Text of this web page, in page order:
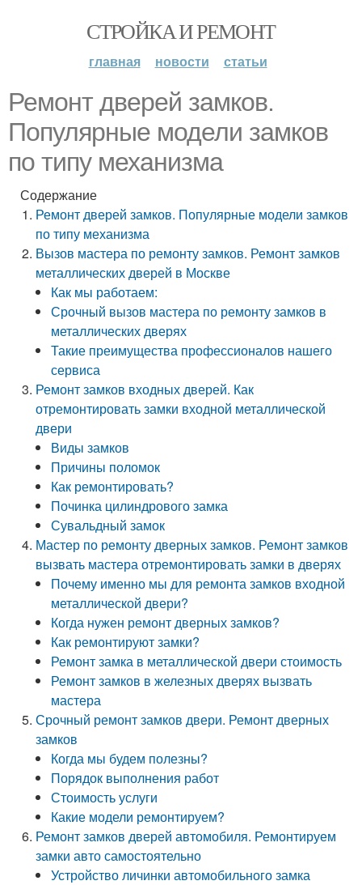
СТРОЙКА И РЕМОНТ
главная новости статьи
Ремонт дверей замков.
Популярные модели замков
по типу механизма
Содержание
Ремонт дверей замков. Популярные модели замков
по типу механизма
Вызов мастера по ремонту замков. Ремонт замков
металлических дверей в Москве
Как мы работаем:
Срочный вызов мастера по ремонту замков в
металлических дверях
Такие преимущества профессионалов нашего
сервиса
Ремонт замков входных дверей. Как
отремонтировать замки входной металлической
двери
Виды замков
Причины поломок
Как ремонтировать?
Починка цилиндрового замка
Сувальдный замок
Мастер по ремонту дверных замков. Ремонт замков
вызвать мастера отремонтировать замки в дверях
Почему именно мы для ремонта замков входной
металлической двери?
Когда нужен ремонт дверных замков?
Как ремонтируют замки?
Ремонт замка в металлической двери стоимость
Ремонт замков в железных дверях вызвать
мастера
Срочный ремонт замков двери. Ремонт дверных
замков
Когда мы будем полезны?
Порядок выполнения работ
Стоимость услуги
Какие модели ремонтируем?
Ремонт замков дверей автомобиля. Ремонтируем
замки авто самостоятельно
Устройство личинки автомобильного замка